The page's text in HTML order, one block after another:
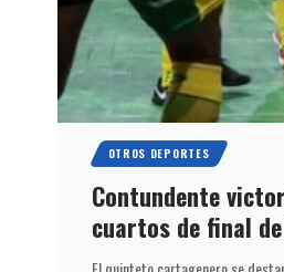
OTROS DEPORTES
Contundente
cuartos de final